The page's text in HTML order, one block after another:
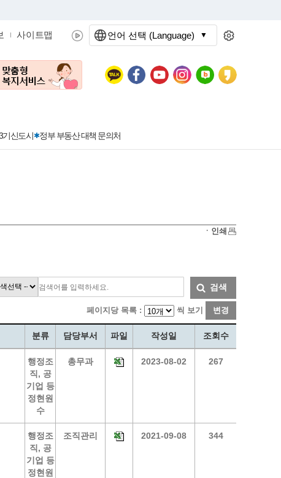
사이트맵
기신도시 정부 부동산 대책 문의처
정보공개현황
통계
사회조사
정부24
청탁금지법 온라인 콜센터
365민원실 운영현황
시민옴부즈만 제도 소개
민원서식
길고양이 중성화 신청
문화관광
착한가격지정업소
ㆍ인쇄
검색
페이지당 목록 : 씩 보기 변경
분류 담당부서 파일 작성일 조회수
행정조
직, 공
기업 등
정현원
수
총무과 2023-08-02 267
행정조
직, 공
기업 등
정현원
조직관리 2021-09-08 344
언어 선택 (Language)